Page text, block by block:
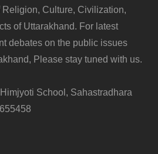
Culture, Civilization,
of Uttarakhand. For latest
debates on the public issues
Please stay tuned with us.
School, Sahastradhara